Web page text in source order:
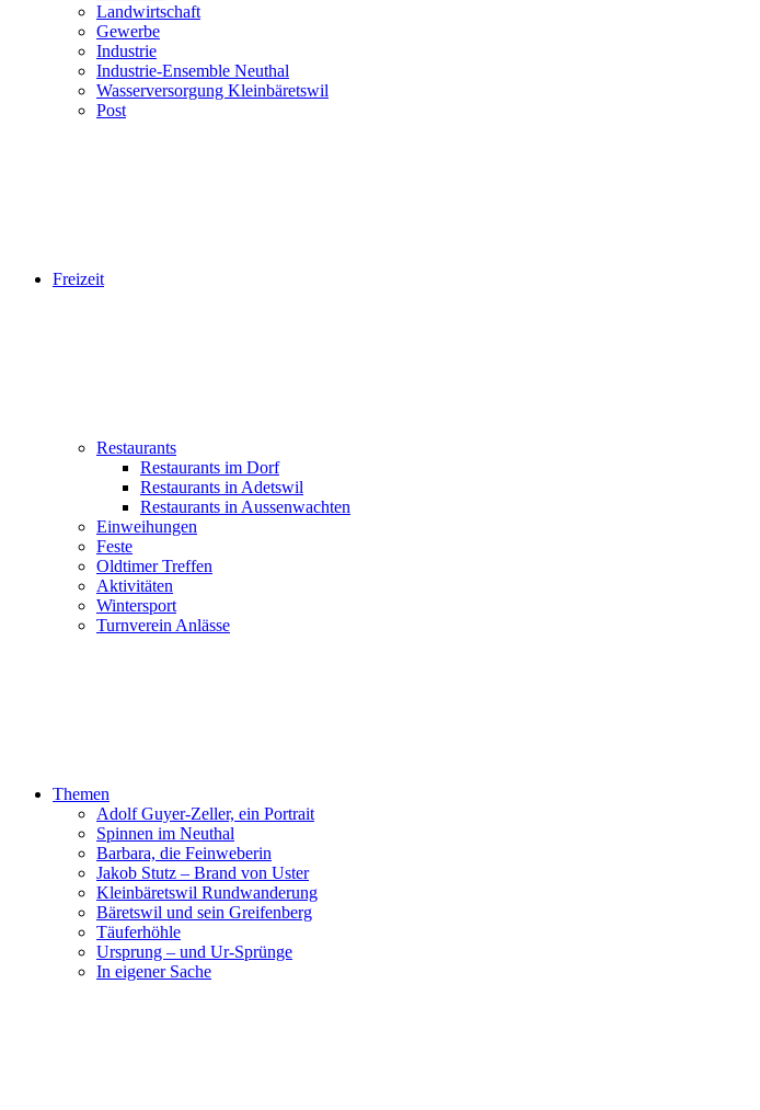
Landwirtschaft
Gewerbe
Industrie
Industrie-Ensemble Neuthal
Wasserversorgung Kleinbäretswil
Post
Freizeit
Restaurants
Restaurants im Dorf
Restaurants in Adetswil
Restaurants in Aussenwachten
Einweihungen
Feste
Oldtimer Treffen
Aktivitäten
Wintersport
Turnverein Anlässe
Themen
Adolf Guyer-Zeller, ein Portrait
Spinnen im Neuthal
Barbara, die Feinweberin
Jakob Stutz – Brand von Uster
Kleinbäretswil Rundwanderung
Bäretswil und sein Greifenberg
Täuferhöhle
Ursprung – und Ur-Sprünge
In eigener Sache